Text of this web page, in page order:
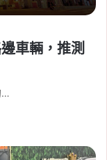
車輛，推測
…